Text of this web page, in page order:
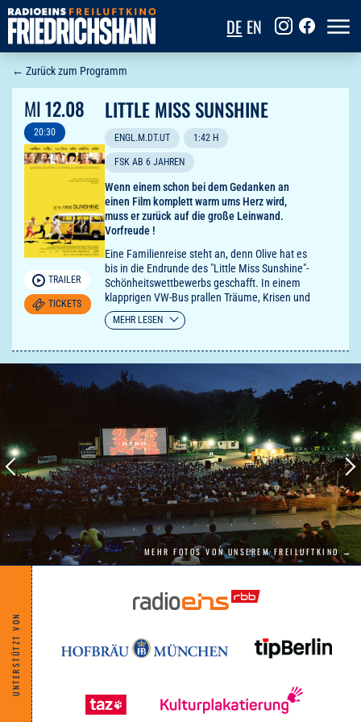
DE EN
← Zurück zum Programm
MI12.08
20:30
TRAILER
TICKETS
LITTLE MISS SUNSHINE
ENGL.M.DT.UT 1:42 H
FSK AB 6 JAHREN
Wenn einem schon bei dem Gedanken an
einen Film komplett warm ums Herz wird,
muss er zurück auf die große Leinwand.
Vorfreude !
Eine Familienreise steht an, denn Olive hat es
bis in die Endrunde des "Little Miss Sunshine"-
Schönheitswettbewerbs geschafft. In einem
klapprigen VW-Bus prallen Träume, Krisen und
Eigenheiten aufeinander – vom
erfolgsbesessenen Vater bis zum
drogensüchtigen Onkel, der allen die Welt
erklären will. Zwischen Pannen, Streit und
schrägem Humor wächst etwas Unerwartetes:
Zusammenhalt. Denn auch hier liegt das
Glück in allem anderen als der Perfektion.
MEHR LESEN
MEHR FOTOS VON UNSEREM FREILUFTKINO →
UNTERSTÜTZT VON